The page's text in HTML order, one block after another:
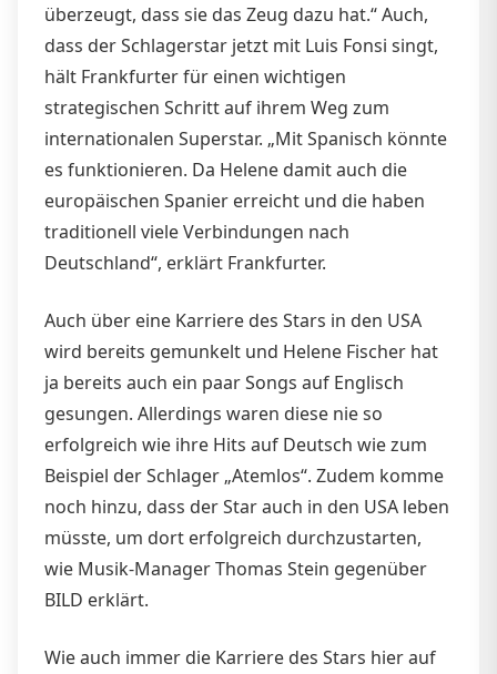
überzeugt, dass sie das Zeug dazu hat.“ Auch,
dass der Schlagerstar jetzt mit Luis Fonsi singt,
hält Frankfurter für einen wichtigen
strategischen Schritt auf ihrem Weg zum
internationalen Superstar. „Mit Spanisch könnte
es funktionieren. Da Helene damit auch die
europäischen Spanier erreicht und die haben
traditionell viele Verbindungen nach
Deutschland“, erklärt Frankfurter.
Auch über eine Karriere des Stars in den USA
wird bereits gemunkelt und Helene Fischer hat
ja bereits auch ein paar Songs auf Englisch
gesungen. Allerdings waren diese nie so
erfolgreich wie ihre Hits auf Deutsch wie zum
Beispiel der Schlager „Atemlos“. Zudem komme
noch hinzu, dass der Star auch in den USA leben
müsste, um dort erfolgreich durchzustarten,
wie Musik-Manager Thomas Stein gegenüber
BILD erklärt.
Wie auch immer die Karriere des Stars hier auf